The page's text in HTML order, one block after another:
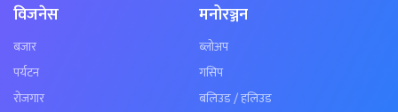
विजनेस
बजार
पर्यटन
रोजगार
मनोरञ्जन
ब्लोअप
गसिप
बलिउड / हलिउड